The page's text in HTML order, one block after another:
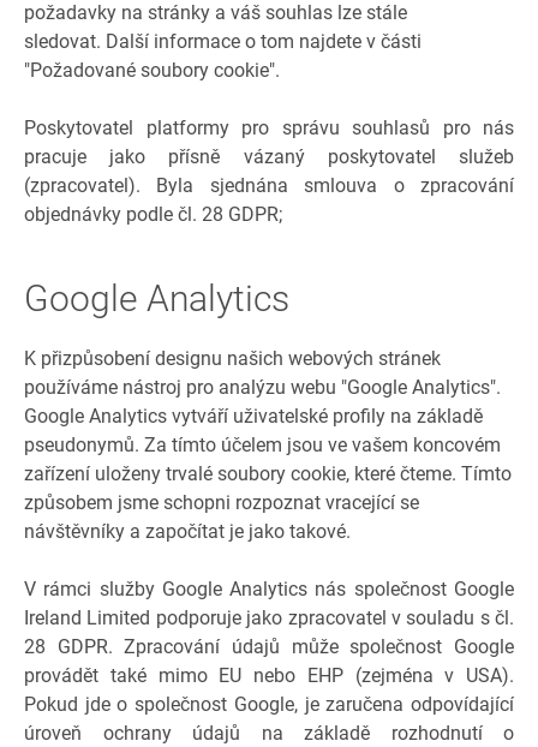
požadavky na stránky a váš souhlas lze stále
sledovat. Další informace o tom najdete v části
"Požadované soubory cookie".
Poskytovatel platformy pro správu souhlasů pro nás
pracuje jako přísně vázaný poskytovatel služeb
(zpracovatel). Byla sjednána smlouva o zpracování
objednávky podle čl. 28 GDPR;
Google Analytics
K přizpůsobení designu našich webových stránek
používáme nástroj pro analýzu webu "Google Analytics".
Google Analytics vytváří uživatelské profily na základě
pseudonymů. Za tímto účelem jsou ve vašem koncovém
zařízení uloženy trvalé soubory cookie, které čteme. Tímto
způsobem jsme schopni rozpoznat vracející se
návštěvníky a započítat je jako takové.
V rámci služby Google Analytics nás společnost Google
Ireland Limited podporuje jako zpracovatel v souladu s čl.
28 GDPR. Zpracování údajů může společnost Google
provádět také mimo EU nebo EHP (zejména v USA).
Pokud jde o společnost Google, je zaručena odpovídající
úroveň ochrany údajů na základě rozhodnutí o